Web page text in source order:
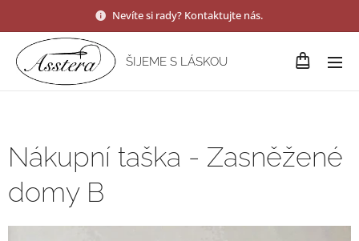
Nevíte si rady? Kontaktujte nás.
ŠIJEME S LÁSKOU
Nákupní taška - Zasněžené
domy B